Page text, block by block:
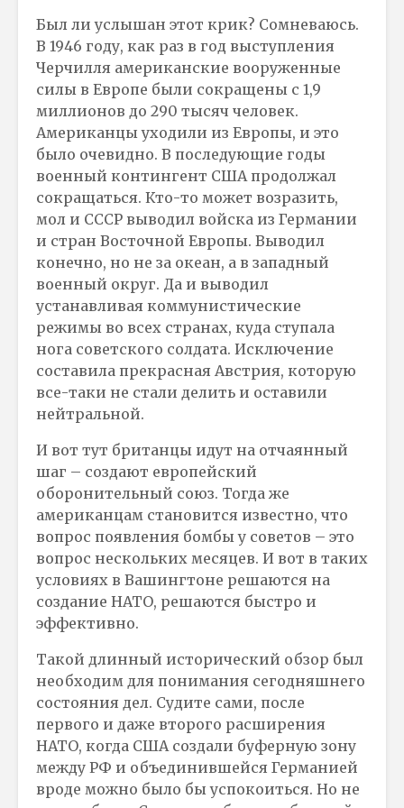
Был ли услышан этот крик? Сомневаюсь.
В 1946 году, как раз в год выступления
Черчилля американские вооруженные
силы в Европе были сокращены с 1,9
миллионов до 290 тысяч человек.
Американцы уходили из Европы, и это
было очевидно. В последующие годы
военный контингент США продолжал
сокращаться. Кто-то может возразить,
мол и СССР выводил войска из Германии
и стран Восточной Европы. Выводил
конечно, но не за океан, а в западный
военный округ. Да и выводил
устанавливая коммунистические
режимы во всех странах, куда ступала
нога советского солдата. Исключение
составила прекрасная Австрия, которую
все-таки не стали делить и оставили
нейтральной.
И вот тут британцы идут на отчаянный
шаг – создают европейский
оборонительный союз. Тогда же
американцам становится известно, что
вопрос появления бомбы у советов – это
вопрос нескольких месяцев. И вот в таких
условиях в Вашингтоне решаются на
создание НАТО, решаются быстро и
эффективно.
Такой длинный исторический обзор был
необходим для понимания сегодняшнего
состояния дел. Судите сами, после
первого и даже второго расширения
НАТО, когда США создали буферную зону
между РФ и объединившейся Германией
вроде можно было бы успокоиться. Но не